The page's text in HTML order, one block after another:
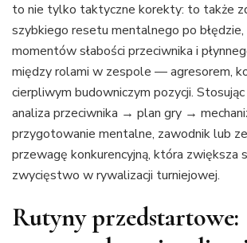
to nie tylko taktyczne korekty: to także
szybkiego resetu mentalnego po
momentów słabości przeciwnika i
między rolami w zespole — agresorem,
cierpliwym budowniczym pozycji.
analiza przeciwnika → plan gry →
przygotowanie mentalne, zawodnik lub
przewagę konkurencyjną, która zwiększa
zwycięstwo w rywalizacji turniejowej.
Rutyny przedstartowe: